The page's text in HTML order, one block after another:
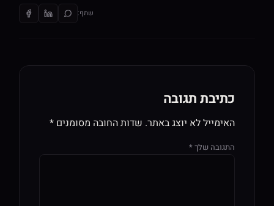
שתף:
כתיבת תגובה
האימייל לא יוצג באתר. שדות החובה מסומנים *
התגובה שלך*